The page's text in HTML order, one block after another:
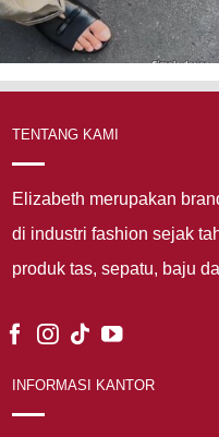
TENTANG KAMI
Elizabeth merupakan
di industri fashion sejak
produk tas, sepatu, baju
INFORMASI KANTOR